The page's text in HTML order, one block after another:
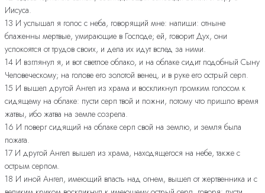
Иисуса.
13 И услышал я голос с неба, говорящий мне: напиши: отныне
блаженны мертвые, умирающие в Господе; ей, говорит Дух, они
успокоятся от трудов своих, и дела их идут вслед за ними.
14 И взглянул я, и вот светлое облако, и на облаке сидит подобный Сыну
Человеческому; на голове его золотой венец, и в руке его острый серп.
15 И вышел другой Ангел из храма и воскликнул громким голосом к
сидящему на облаке: пусти серп твой и пожни, потому что пришло время
жатвы, ибо жатва на земле созрела.
16 И поверг сидящий на облаке серп свой на землю, и земля была
пожата.
17 И другой Ангел вышел из храма, находящегося на небе, также с
острым серпом.
18 И иной Ангел, имеющий власть над огнем, вышел от жертвенника и с